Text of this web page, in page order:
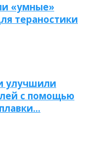
«умные»
тераностики
улучшили
с помощью